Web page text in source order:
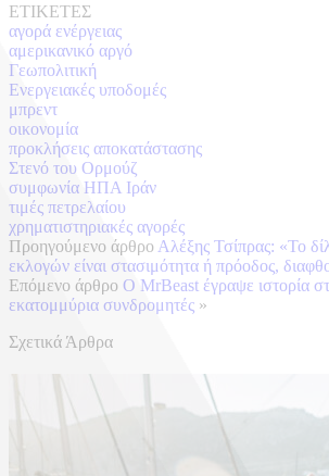
ΕΤΙΚΕΤΕΣ
αγορά ενέργειας
αμερικανικό αργό
Γεωπολιτική
Ενεργειακές υποδομές
μπρεντ
οικονομία
προκλήσεις αποκατάστασης
Στενό του Ορμούζ
συμφωνία ΗΠΑ Ιράν
τιμές πετρελαίου
χρηματιστηριακές αγορές
Προηγούμενο άρθρο Αλέξης Τσίπρας: «Το
εκλογών είναι στασιμότητα ή πρόοδος,
Επόμενο άρθρο Ο MrBeast έγραψε ιστορία
εκατομμύρια συνδρομητές »
Σχετικά Άρθρα